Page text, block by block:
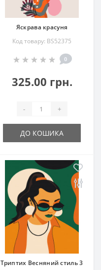
Яскрава красуня
Код товару: BS52375
0
325.00 грн.
- +
ДО КОШИКА
Триптих Весняний стиль 3